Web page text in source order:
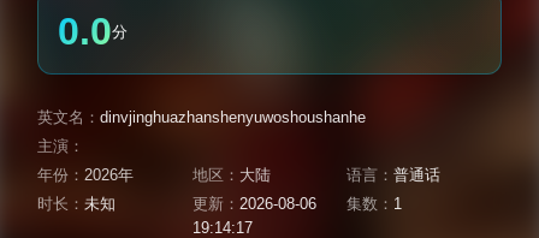
0.0分
英文名： dinvjinghuazhanshenyuwoshoushanhe
主演：
年份： 2026年 地区： 大陆 语言：普通话
时长： 未知 更新： 2026-08-06
19:14:17
集数： 1